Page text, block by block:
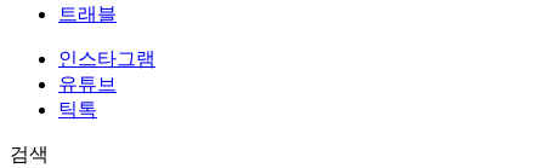
트래블
인스타그램
유튜브
틱톡
검색